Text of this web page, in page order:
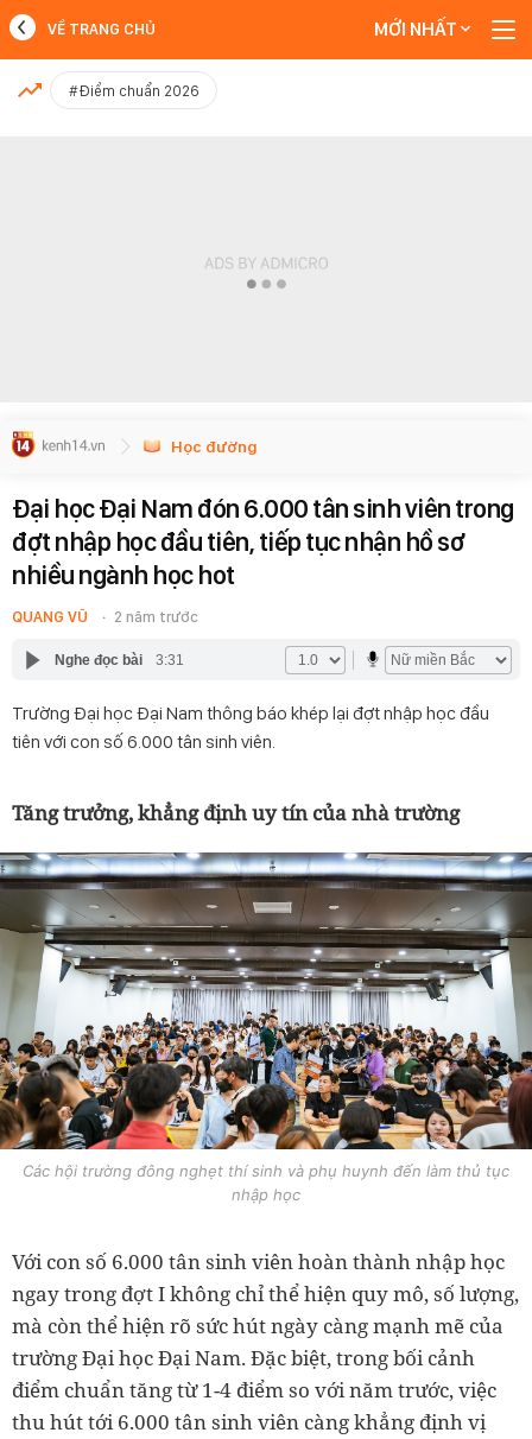
MỚI NHẤT
VỀ TRANG CHỦ MỚI NHẤT
#Điểm chuẩn 2026
Học đường
Đại học Đại Nam đón 6.000 tân sinh viên trong
đợt nhập học đầu tiên, tiếp tục nhận hồ sơ
nhiều ngành học hot
QUANG VŨ 2 năm trước
Nghe đọc bài 3:31
Trường Đại học Đại Nam thông báo khép lại đợt nhập học đầu
tiên với con số 6.000 tân sinh viên.
Tăng trưởng, khẳng định uy tín của nhà trường
Các hội trường đông nghẹt thí sinh và phụ huynh đến làm thủ tục
nhập học
Với con số 6.000 tân sinh viên hoàn thành nhập học
ngay trong đợt I không chỉ thể hiện quy mô, số lượng,
mà còn thể hiện rõ sức hút ngày càng mạnh mẽ của
trường Đại học Đại Nam. Đặc biệt, trong bối cảnh
điểm chuẩn tăng từ 1-4 điểm so với năm trước, việc
thu hút tới 6.000 tân sinh viên càng khẳng định vị